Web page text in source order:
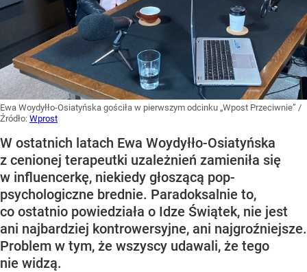
Ewa Woydyłło-Osiatyńska gościła w pierwszym odcinku „Wpost Przeciwnie” /
Źródło: Wprost
W ostatnich latach Ewa Woydyłło-Osiatyńska
z cenionej terapeutki uzależnień zamieniła się
w influencerkę, niekiedy głoszącą pop-
psychologiczne brednie. Paradoksalnie to,
co ostatnio powiedziała o Idze Świątek, nie jest
ani najbardziej kontrowersyjne, ani najgroźniejsze.
Problem w tym, że wszyscy udawali, że tego
nie widzą.